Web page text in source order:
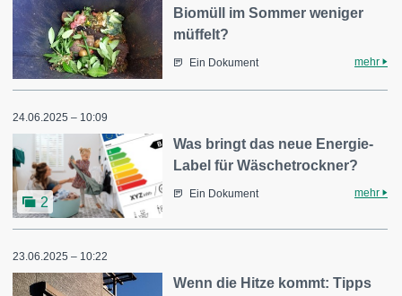
Biomüll im Sommer weniger
müffelt?
Ein Dokument mehr
24.06.2025 – 10:09
2
Was bringt das neue Energie-
Label für Wäschetrockner?
Ein Dokument mehr
23.06.2025 – 10:22
Wenn die Hitze kommt: Tipps